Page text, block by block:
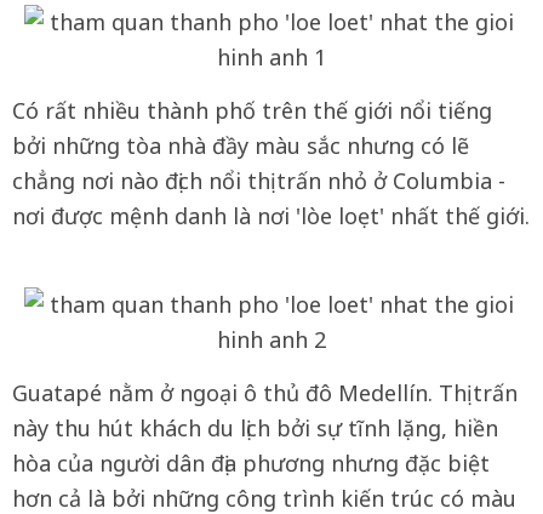
Có rất nhiều thành phố trên thế giới nổi tiếng
bởi những tòa nhà đầy màu sắc nhưng có lẽ
chẳng nơi nào địch nổi thị trấn nhỏ ở Columbia -
nơi được mệnh danh là nơi 'lòe loẹt' nhất thế giới.
Guatapé nằm ở ngoại ô thủ đô Medellín. Thị trấn
này thu hút khách du lịch bởi sự tĩnh lặng, hiền
hòa của người dân địa phương nhưng đặc biệt
hơn cả là bởi những công trình kiến trúc có màu